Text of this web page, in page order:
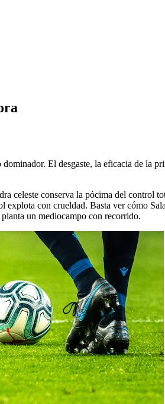
El desgaste, la eficacia de la
celeste conserva la pócima del control
con crueldad. Basta ver cómo
un mediocampo con recorrido.